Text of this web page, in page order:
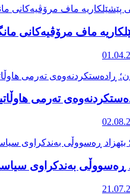
ماف مرۆڤیەکانی مانگی مارسی ٢٠٢١
تەرمی
ڕەسووڵی بەندکراوی